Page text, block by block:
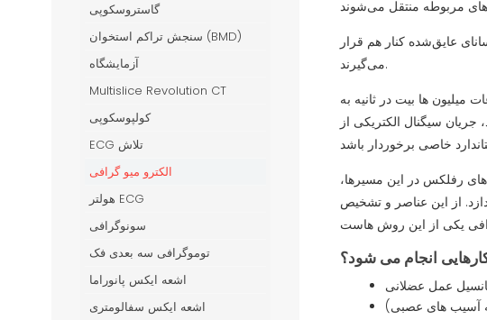
عایق‌شده کنار هم قرار
می‌گیرند.
ها بیت در ثانیه به
سیگنال الکتریکی از
رفلکس در این مسیرها،
از این عناصر و تشخیص
انجام می شود؟
عمل عضلانی
گاستروسکوپی
سنجش تراکم استخوان (BMD)
آزمایشگاه
Multislice Revolution CT
کولپوسکوپی
ECG تلاش
الکترو میو گرافی
هولتر ECG
سونوگرافی
توموگرافی سه بعدی فک
اشعه ایکس پانوراما
اشعه ایکس سفالومتری